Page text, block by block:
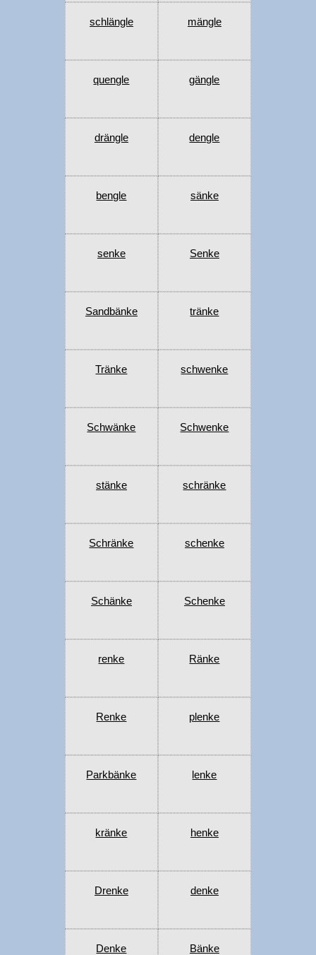
schlängle mängle
quengle gängle
drängle dengle
bengle sänke
senke Senke
Sandbänke tränke
Tränke schwenke
Schwänke Schwenke
stänke schränke
Schränke schenke
Schänke Schenke
renke Ränke
Renke plenke
Parkbänke lenke
kränke henke
Drenke denke
Denke Bänke